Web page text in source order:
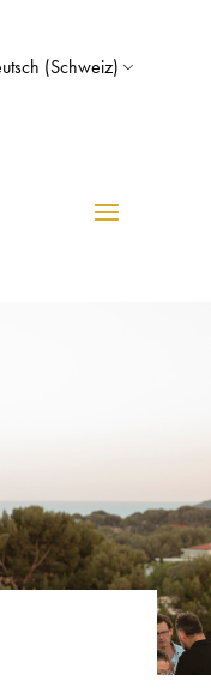
(Schweiz)